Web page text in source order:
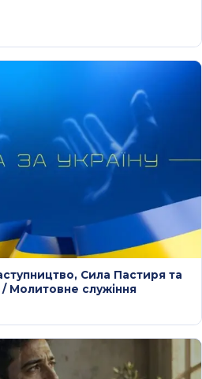
Сила Пастиря та
Молитовне служіння